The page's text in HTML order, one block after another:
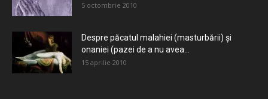
5 octombrie 2010
Despre păcatul malahiei (masturbării) şi
onaniei (pazei de a nu avea...
15 aprilie 2010